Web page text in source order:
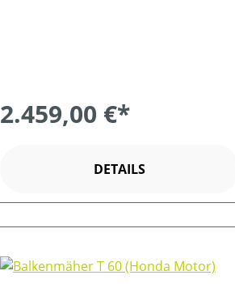
2.459,00 €*
DETAILS